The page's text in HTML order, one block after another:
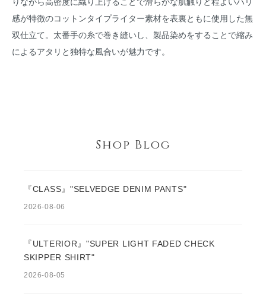
感が特徴のコットンタイプライター素材を表裏ともに使用した無
双仕立て。太番手の糸で巻き縫いし、製品染めをすることで縮み
によるアタリと独特な風合いが魅力です。
Shop Blog
『CLASS』"SELVEDGE DENIM PANTS"
2026-08-06
『ULTERIOR』"SUPER LIGHT FADED CHECK
SKIPPER SHIRT"
2026-08-05